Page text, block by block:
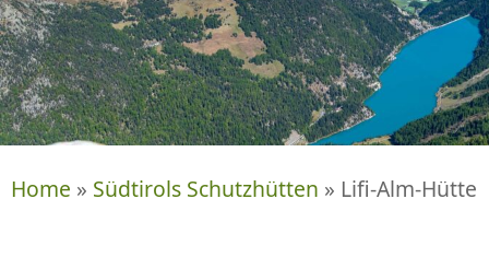
S
P
R
I
N
N
Home » Südtirols Schutzhütten » Lifi-Alm-Hütte